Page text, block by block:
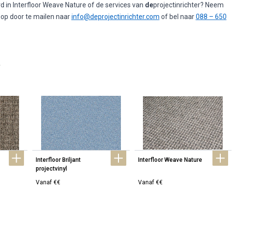
in Interfloor Weave Nature of de services van deprojectinrichter? Neem
door te mailen naarinfo@deprojectinrichter.com of bel naar088 – 650
Interfloor Briljant
projectvinyl
Vanaf €€
Interfloor Weave Nature
Vanaf €€